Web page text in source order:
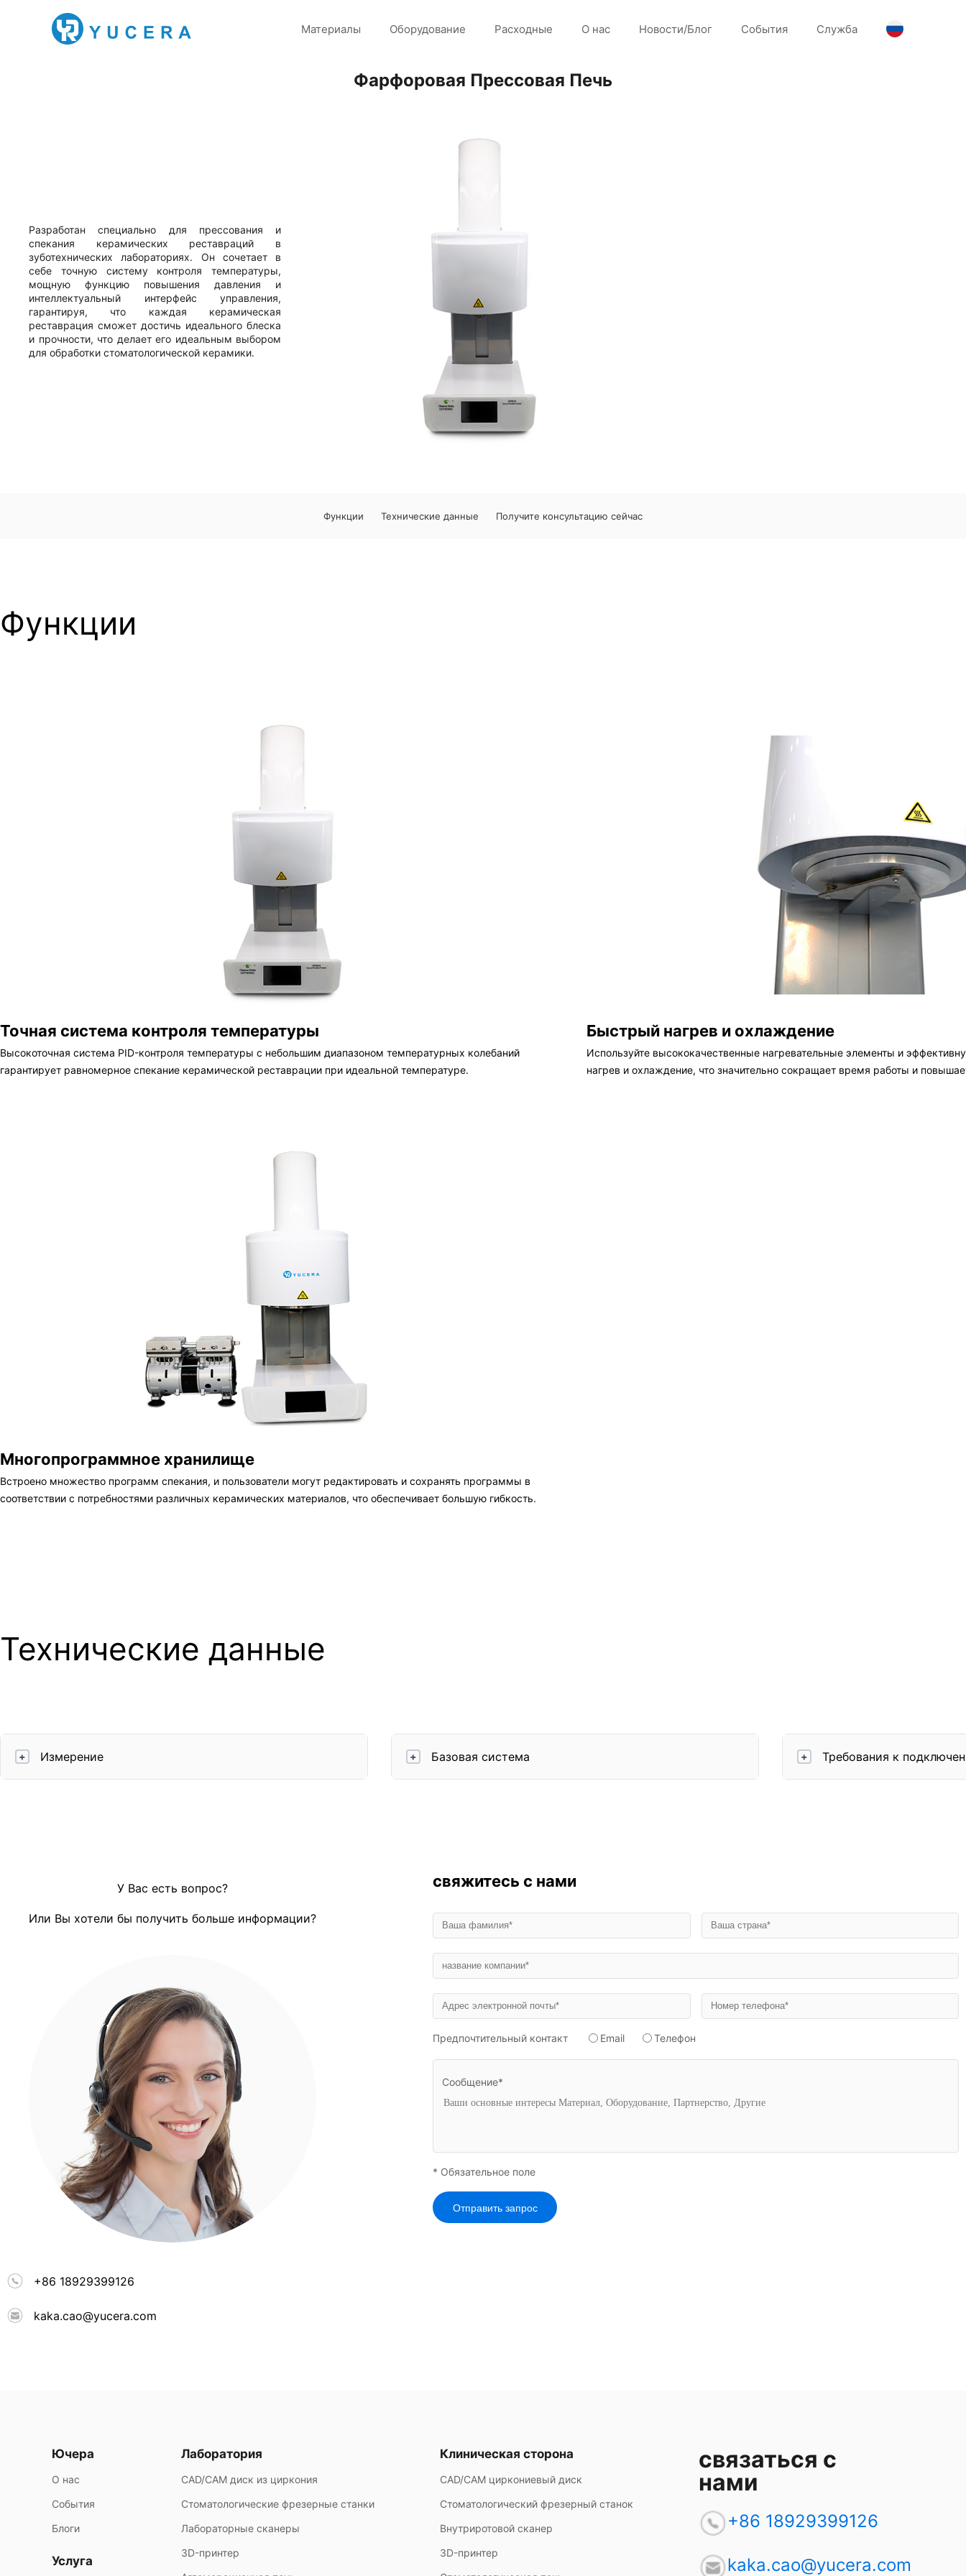
Материалы Оборудование Расходные О нас Новости/Блог События Служба
Фарфоровая Прессовая Печь
Разработан специально для прессования и
спекания керамических реставраций в
зуботехнических лабораториях. Он сочетает в
себе точную систему контроля температуры,
мощную функцию повышения давления и
интеллектуальный интерфейс управления,
гарантируя, что каждая керамическая
реставрация сможет достичь идеального блеска
и прочности, что делает его идеальным выбором
для обработки стоматологической керамики.
Функции Технические данные Получите консультацию сейчас
Функции
Точная система контроля температуры
Высокоточная система PID-контроля температуры с небольшим диапазоном температурных колебаний
гарантирует равномерное спекание керамической реставрации при идеальной температуре.
Быстрый нагрев и охлаждение
Используйте высококачественные нагревательные элементы и
нагрев и охлаждение, что значительно сокращает время работы и
Многопрограммное хранилище
Встроено множество программ спекания, и пользователи могут редактировать и сохранять программы в
соответствии с потребностями различных керамических материалов, что обеспечивает большую гибкость.
Технические данные
+ Измерение + Базовая система + Требования к
У Вас есть вопрос?
Или Вы хотели бы получить больше информации?
+86 18929399126
kaka.cao@yucera.com
свяжитесь с нами
Предпочтительный контакт Email Телефон
Сообщение*
* Обязательное поле
Отправить запрос
Ючера
О нас
События
Блоги
Услуга
Лаборатория
CAD/CAM диск из циркония
Стоматологические фрезерные станки
Лабораторные сканеры
3D-принтер
Клиническая сторона
CAD/CAM циркониевый диск
Стоматологический фрезерный станок
Внутриротовой сканер
3D-принтер
связаться с
нами
+86 18929399126
kaka.cao@yucera.com